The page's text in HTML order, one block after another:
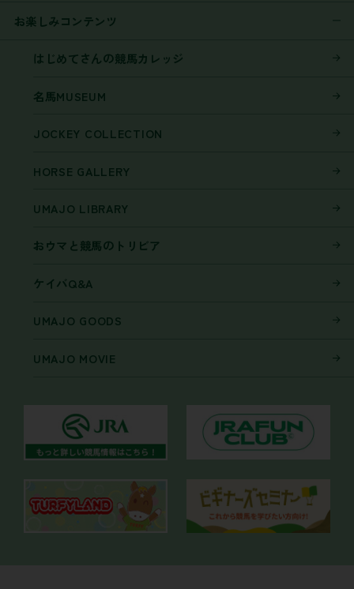
お楽しみコンテンツ
はじめてさんの競馬カレッジ
名馬MUSEUM
JOCKEY COLLECTION
HORSE GALLERY
UMAJO LIBRARY
おウマと競馬のトリビア
ケイバQ&A
UMAJO GOODS
UMAJO MOVIE